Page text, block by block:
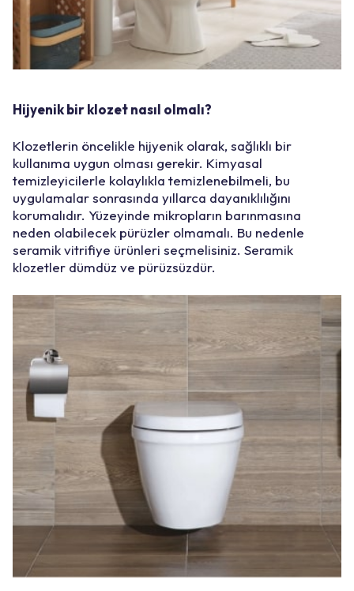
Hijyenik bir klozet nasıl olmalı?
Klozetlerin öncelikle hijyenik olarak, sağlıklı bir
kullanıma uygun olması gerekir. Kimyasal
temizleyicilerle kolaylıkla temizlenebilmeli, bu
uygulamalar sonrasında yıllarca dayanıklılığını
korumalıdır. Yüzeyinde mikropların barınmasına
neden olabilecek pürüzler olmamalı. Bu nedenle
seramik vitrifiye ürünleri seçmelisiniz. Seramik
klozetler dümdüz ve pürüzsüzdür.